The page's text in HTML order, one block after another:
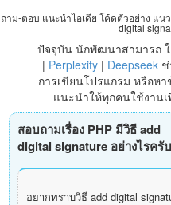
ถาม-ตอบ แนะนำไอเดีย โค้ดตัวอย่าง แน
digital
ปัจจุบัน นักพัฒนาสามารถ
| Perplexity| Deepseekช่
การเขียนโปรแกรม หรือห
แนะนำให้ทุกคนใช้งาน
สอบถามเรื่อง PHP มีวิธี add
digital signature อย่างไรครับ
อยากทราบวิธี add digital